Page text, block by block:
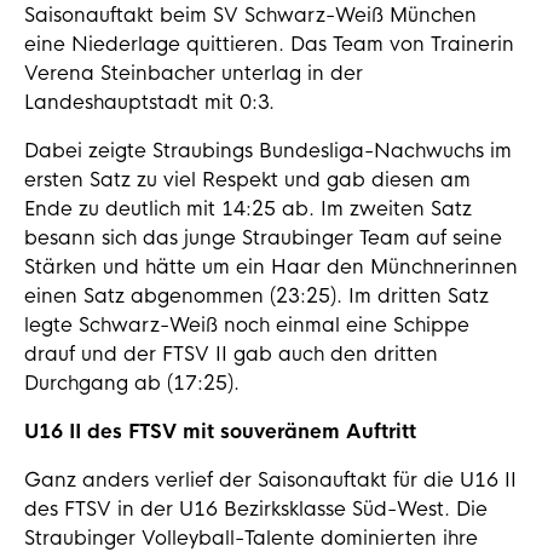
Saisonauftakt beim SV Schwarz-Weiß München
eine Niederlage quittieren. Das Team von Trainerin
Verena Steinbacher unterlag in der
Landeshauptstadt mit 0:3.
Dabei zeigte Straubings Bundesliga-Nachwuchs im
ersten Satz zu viel Respekt und gab diesen am
Ende zu deutlich mit 14:25 ab. Im zweiten Satz
besann sich das junge Straubinger Team auf seine
Stärken und hätte um ein Haar den Münchnerinnen
einen Satz abgenommen (23:25). Im dritten Satz
legte Schwarz-Weiß noch einmal eine Schippe
drauf und der FTSV II gab auch den dritten
Durchgang ab (17:25).
U16 II des FTSV mit souveränem Auftritt
Ganz anders verlief der Saisonauftakt für die U16 II
des FTSV in der U16 Bezirksklasse Süd-West. Die
Straubinger Volleyball-Talente dominierten ihre